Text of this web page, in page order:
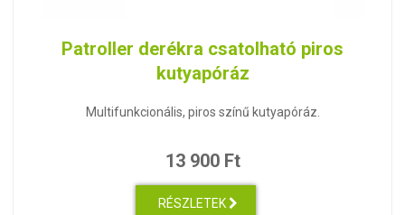
Patroller derékra csatolható piros
kutyapóráz
Multifunkcionális, piros színű kutyapóráz.
13 900 Ft
RÉSZLETEK